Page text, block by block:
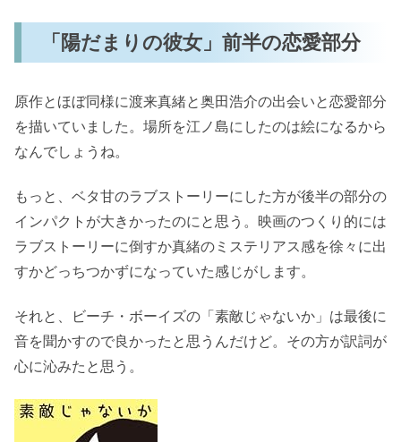
「陽だまりの彼女」前半の恋愛部分
原作とほぼ同様に渡来真緒と奥田浩介の出会いと恋愛部分
を描いていました。場所を江ノ島にしたのは絵になるから
なんでしょうね。
もっと、ベタ甘のラブストーリーにした方が後半の部分の
インパクトが大きかったのにと思う。映画のつくり的には
ラブストーリーに倒すか真緒のミステリアス感を徐々に出
すかどっちつかずになっていた感じがします。
それと、ビーチ・ボーイズの「素敵じゃないか」は最後に
音を聞かすので良かったと思うんだけど。その方が訳詞が
心に沁みたと思う。